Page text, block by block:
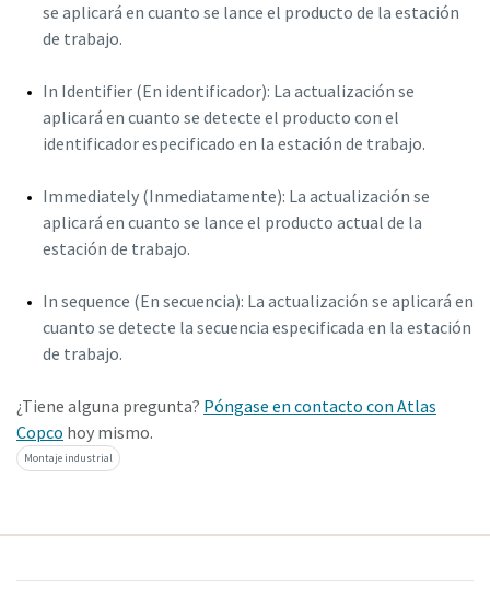
se aplicará en cuanto se lance el producto de la estación
de trabajo.
In Identifier (En identificador): La actualización se
aplicará en cuanto se detecte el producto con el
identificador especificado en la estación de trabajo.
Immediately (Inmediatamente): La actualización se
aplicará en cuanto se lance el producto actual de la
estación de trabajo.
In sequence (En secuencia): La actualización se aplicará en
cuanto se detecte la secuencia especificada en la estación
de trabajo.
¿Tiene alguna pregunta? Póngase en contacto con Atlas
Copco hoy mismo.
Montaje industrial